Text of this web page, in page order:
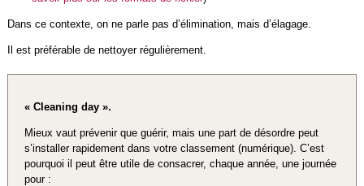
Dans ce contexte, on ne parle pas d’élimination, mais d’élagage.
Il est préférable de nettoyer régulièrement.
« Cleaning day ».
Mieux vaut prévenir que guérir, mais une part de désordre peut
s’installer rapidement dans votre classement (numérique). C’est
pourquoi il peut être utile de consacrer, chaque année, une journée
pour :